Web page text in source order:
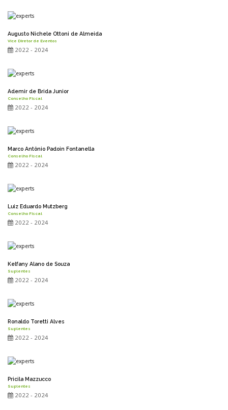
Augusto Nichele Ottoni de Almeida
Vice Diretor de Eventos
2022 - 2024
Ademir de Brida Junior
Conselho Fiscal
2022 - 2024
Marco Antônio Padoin Fontanella
Conselho Fiscal
2022 - 2024
Luiz Eduardo Mutzberg
Conselho Fiscal
2022 - 2024
Kelfany Alano de Souza
Suplentes
2022 - 2024
Ronaldo Toretti Alves
Suplentes
2022 - 2024
Pricila Mazzucco
Suplentes
2022 - 2024